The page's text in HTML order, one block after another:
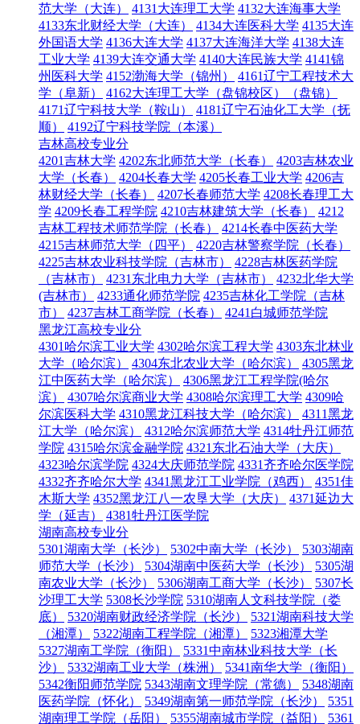
范大学（大连） 4131大连理工大学 4132大连海事大学
4133东北财经大学（大连）
4134大连医科大学 4135大连
外国语大学 4136大连大学 4137大连海洋大学 4138大连
工业大学 4139大连交通大学 4140大连民族大学 4141锦
州医科大学 4152渤海大学（锦州）
4161辽宁工程技术大
学（阜新）
4162大连理工大学（盘锦校区）（盘锦）
4171辽宁科技大学（鞍山）
4181辽宁石油化工大学（抚
顺）
4192辽宁科技学院（本溪）
吉林高校专业分
4201吉林大学 4202东北师范大学（长春）
4203吉林农业
大学（长春）
4204长春大学 4205长春工业大学 4206吉
林财经大学（长春）
4207长春师范大学 4208长春理工大
学 4209长春工程学院 4210吉林建筑大学（长春）
4212
吉林工程技术师范学院（长春）
4214长春中医药大学
4215吉林师范大学（四平）
4220吉林警察学院（长春）
4225吉林农业科技学院（吉林市）
4228吉林医药学院
（吉林市）
4231东北电力大学（吉林市）
4232北华大学
(吉林市）
4233通化师范学院 4235吉林化工学院（吉林
市）
4237吉林工商学院（长春）
4241白城师范学院
黑龙江高校专业分
4301哈尔滨工业大学 4302哈尔滨工程大学 4303东北林业
大学（哈尔滨）
4304东北农业大学（哈尔滨）
4305黑龙
江中医药大学（哈尔滨）
4306黑龙江工程学院(哈尔
滨）
4307哈尔滨商业大学 4308哈尔滨理工大学 4309哈
尔滨医科大学 4310黑龙江科技大学（哈尔滨）
4311黑龙
江大学（哈尔滨）
4312哈尔滨师范大学 4314牡丹江师范
学院 4315哈尔滨金融学院 4321东北石油大学（大庆）
4323哈尔滨学院 4324大庆师范学院 4331齐齐哈尔医学院
4332齐齐哈尔大学 4341黑龙江工业学院（鸡西）
4351佳
木斯大学 4352黑龙江八一农垦大学（大庆）
4371延边大
学（延吉）
4381牡丹江医学院
湖南高校专业分
5301湖南大学（长沙）
5302中南大学（长沙）
5303湖南
师范大学（长沙）
5304湖南中医药大学（长沙）
5305湖
南农业大学（长沙）
5306湖南工商大学（长沙）
5307长
沙理工大学 5308长沙学院 5310湖南人文科技学院（娄
底）
5320湖南财政经济学院（长沙）
5321湖南科技大学
（湘潭）
5322湖南工程学院（湘潭）
5323湘潭大学
5327湖南工学院（衡阳）
5331中南林业科技大学（长
沙）
5332湖南工业大学（株洲）
5341南华大学（衡阳）
5342衡阳师范学院 5343湖南文理学院（常德）
5348湖南
医药学院（怀化）
5349湖南第一师范学院（长沙）
5351
湖南理工学院（岳阳）
5355湖南城市学院（益阳）
5361